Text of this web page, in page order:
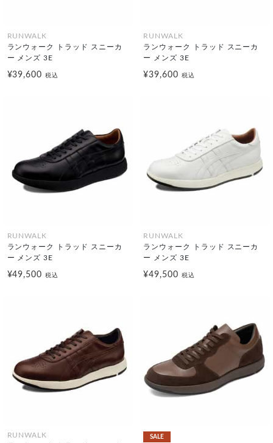
RUNWALK
ランウォーク トラッド スニーカ
ー メンズ 3E
¥39,600税込
RUNWALK
ランウォーク トラッド スニーカ
ー メンズ 3E
¥39,600 税込
RUNWALK
ランウォーク トラッド スニーカ
ー メンズ 3E
¥49,500税込
RUNWALK
ランウォーク トラッド スニーカ
ー メンズ 3E
¥49,500 税込
RUNWALK
SALE